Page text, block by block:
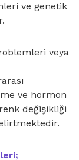
ve genetik
veya
ve hormon
değişikliği